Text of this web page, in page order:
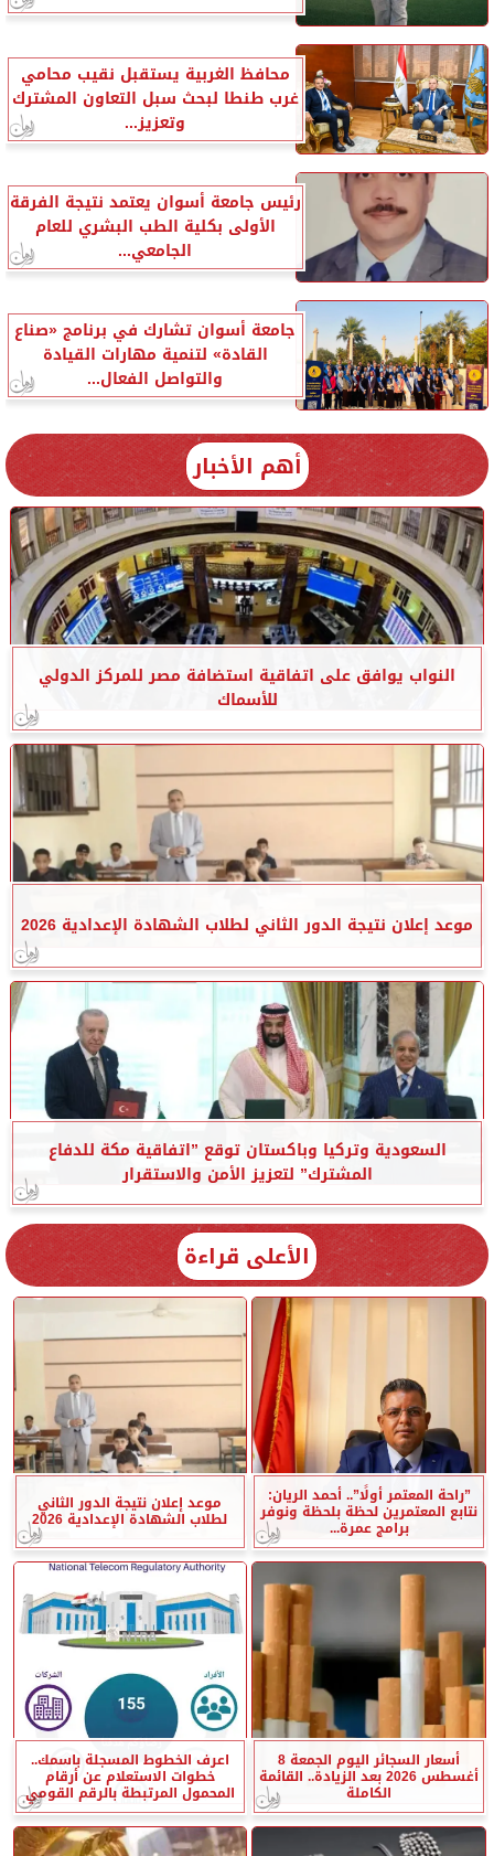
محافظ الغربية يستقبل نقيب محامي
غرب طنطا لبحث سبل التعاون المشترك
وتعزيز...
رئيس جامعة أسوان يعتمد نتيجة الفرقة
الأولى بكلية الطب البشري للعام
الجامعي...
جامعة أسوان تشارك في برنامج «صناع
القادة» لتنمية مهارات القيادة
والتواصل الفعال...
أهم الأخبار
النواب يوافق على اتفاقية استضافة مصر للمركز الدولي
للأسماك
موعد إعلان نتيجة الدور الثاني لطلاب الشهادة الإعدادية 2026
السعودية وتركيا وباكستان توقع ”اتفاقية مكة للدفاع
المشترك” لتعزيز الأمن والاستقرار
الأعلى قراءة
”راحة المعتمر أولًا”.. أحمد الريان:
نتابع المعتمرين لحظة بلحظة ونوفر
برامج عمرة...
موعد إعلان نتيجة الدور الثاني
لطلاب الشهادة الإعدادية 2026
أسعار السجائر اليوم الجمعة 8
أغسطس 2026 بعد الزيادة.. القائمة
الكاملة
اعرف الخطوط المسجلة باسمك..
خطوات الاستعلام عن أرقام
المحمول المرتبطة بالرقم القومي